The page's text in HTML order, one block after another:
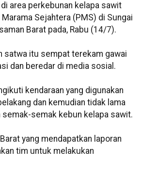
area perkebunan kelapa sawit
Marama Sejahtera (PMS) di Sungai
Barat pada, Rabu (14/7).
satwa itu sempat terekam gawai
dan beredar di media sosial.
kendaraan yang digunakan
dan kemudian tidak lama
semak-semak kebun kelapa sawit.
yang mendapatkan laporan
tim untuk melakukan